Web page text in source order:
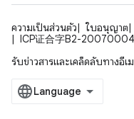
ความเป็นส่วนตัว ใบอนุญาต
ICP证合字B2-
รับข่าวสารและเคล็ดลับทางอีเ